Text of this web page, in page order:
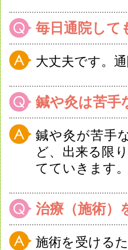
毎日通院して
大丈夫です。
鍼や灸は苦手
鍼や灸が苦手
ど、出来る限
てていきます
治療（施術）
施術を受ける